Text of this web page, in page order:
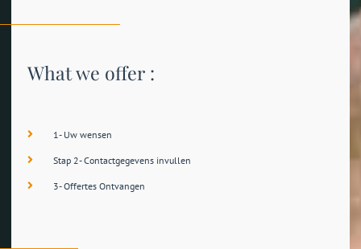
What we offer :
1- Uw wensen
Stap 2- Contactgegevens invullen
3- Offertes Ontvangen